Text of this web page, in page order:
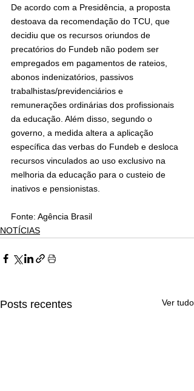
De acordo com a Presidência, a proposta
destoava da recomendação do TCU, que
decidiu que os recursos oriundos de
precatórios do Fundeb não podem ser
empregados em pagamentos de rateios,
abonos indenizatórios, passivos
trabalhistas/previdenciários e
remunerações ordinárias dos profissionais
da educação. Além disso, segundo o
governo, a medida altera a aplicação
específica das verbas do Fundeb e desloca
recursos vinculados ao uso exclusivo na
melhoria da educação para o custeio de
inativos e pensionistas.
Fonte: Agência Brasil
NOTÍCIAS
Posts recentes Ver tudo